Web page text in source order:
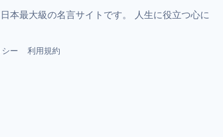
本最大級の名言サイトです。 人生に役立つ心に
ー 利用規約